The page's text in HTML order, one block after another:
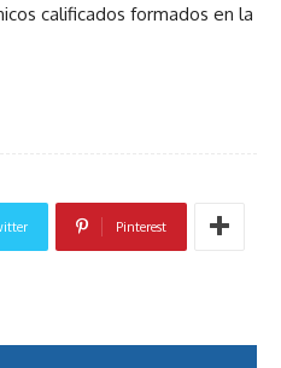
calificados formados en la
Pinterest